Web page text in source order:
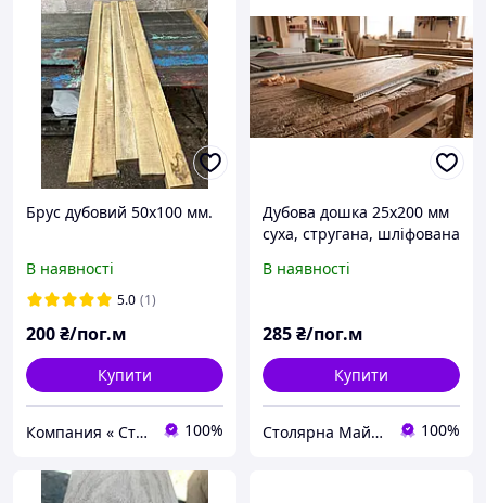
Брус дубовий 50х100 мм.
В наявності
5.0 (1)
200₴/пог.м
Купити
Компания « Строй Мастер » 100%
Дубова дошка 25х200 мм
суха, стругана, шліфована
В наявності
285₴/пог.м
Купити
Столярна Майстерня UA 100%